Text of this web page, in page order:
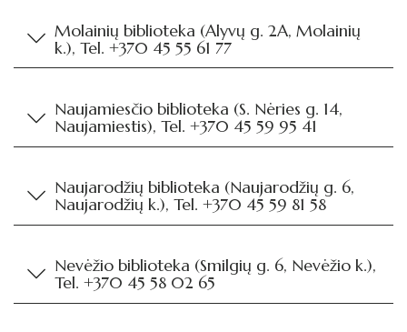
Molainių biblioteka (Alyvų g. 2A, Molainių
k.), Tel. +370 45 55 61 77
Naujamiesčio biblioteka (S. Nėries g. 14,
Naujamiestis), Tel. +370 45 59 95 41
Naujarodžių biblioteka (Naujarodžių g. 6,
Naujarodžių k.), Tel. +370 45 59 81 58
Nevėžio biblioteka (Smilgių g. 6, Nevėžio k.),
Tel. +370 45 58 02 65